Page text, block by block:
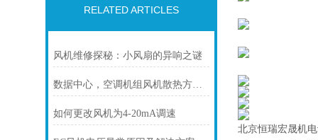
RELATED ARTICLES
风机维修探秘：小风扇的异响之谜
数据中心，空调机组风机散热方案！
如何更改风机为4-20mA调速
北京恒瑞宏晟机